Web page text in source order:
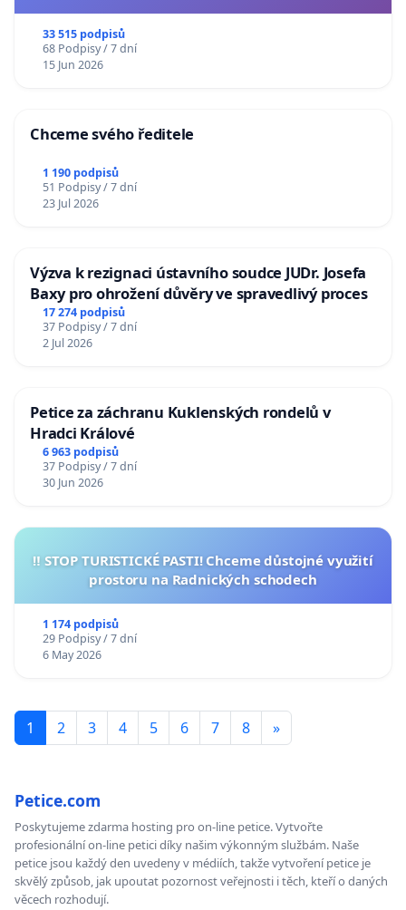
33 515 podpisů
68 Podpisy / 7 dní
15 Jun 2026
Chceme svého ředitele
1 190 podpisů
51 Podpisy / 7 dní
23 Jul 2026
Výzva k rezignaci ústavního soudce JUDr. Josefa
Baxy pro ohrožení důvěry ve spravedlivý proces
17 274 podpisů
37 Podpisy / 7 dní
2 Jul 2026
Petice za záchranu Kuklenských rondelů v
Hradci Králové
6 963 podpisů
37 Podpisy / 7 dní
30 Jun 2026
‼️ STOP TURISTICKÉ PASTI! Chceme důstojné využití
prostoru na Radnických schodech
1 174 podpisů
29 Podpisy / 7 dní
6 May 2026
1 2 3 4 5 6 7 8 »
Petice.com
Poskytujeme zdarma hosting pro on-line petice. Vytvořte
profesionální on-line petici díky našim výkonným službám. Naše
petice jsou každý den uvedeny v médiích, takže vytvoření petice je
skvělý způsob, jak upoutat pozornost veřejnosti i těch, kteří o daných
věcech rozhodují.